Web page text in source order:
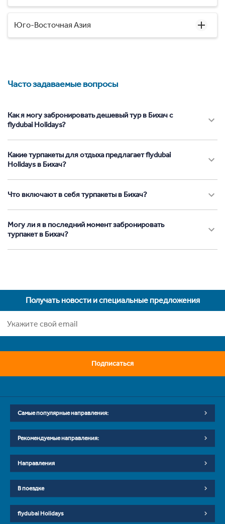
Юго-Восточная Азия
Часто задаваемые вопросы
Как я могу забронировать дешевый тур в Бихач с
flydubai Holidays?
Какие турпакеты для отдыха предлагает flydubai
Holidays в Бихач?
Что включают в себя турпакеты в Бихач?
Могу ли я в последний момент забронировать
турпакет в Бихач?
Получать новости и специальные предложения
Подписаться
Самые популярные направления:
Рекомендуемые направления:
Направления
В поездке
flydubai Holidays